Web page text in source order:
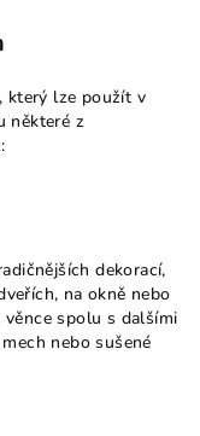
který lze použít v
některé z
dekorací,
na okně nebo
spolu s dalšími
nebo sušené